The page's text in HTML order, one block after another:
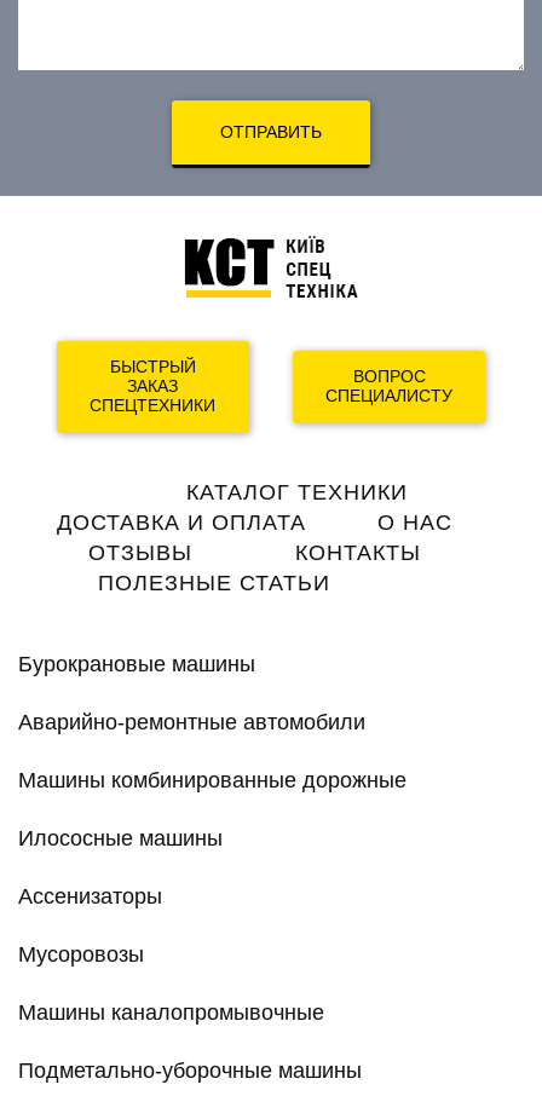
ОТПРАВИТЬ
БЫСТРЫЙ
ЗАКАЗ
СПЕЦТЕХНИКИ
ВОПРОС
СПЕЦИАЛИСТУ
navigation
КАТАЛОГ ТЕХНИКИ
ДОСТАВКА И ОПЛАТА
О НАС
ОТЗЫВЫ
КОНТАКТЫ
ПОЛЕЗНЫЕ СТАТЬИ
Бурокрановые машины
Аварийно-ремонтные автомобили
Машины комбинированные дорожные
Илососные машины
Ассенизаторы
Мусоровозы
Машины каналопромывочные
Подметально-уборочные машины